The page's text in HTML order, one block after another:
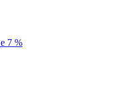
7 %